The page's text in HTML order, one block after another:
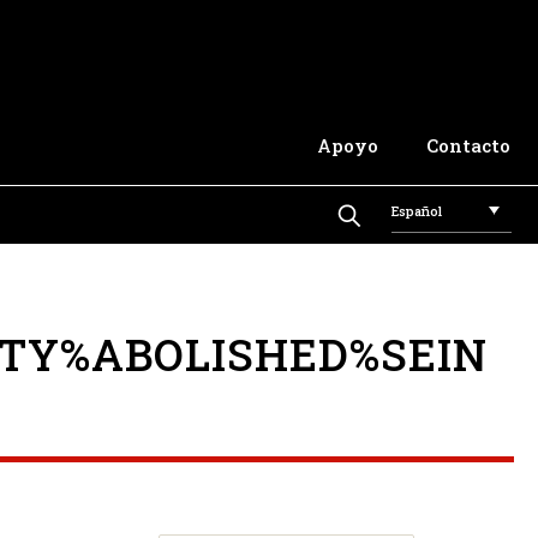
Apoyo Contacto
Español